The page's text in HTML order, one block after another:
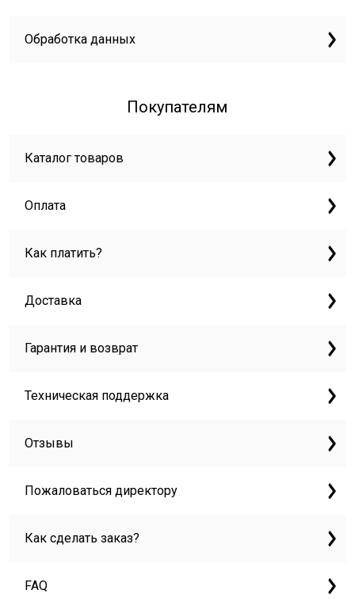
Обработка данных
Покупателям
Каталог товаров
Оплата
Как платить?
Доставка
Гарантия и возврат
Техническая поддержка
Отзывы
Пожаловаться директору
Как сделать заказ?
FAQ